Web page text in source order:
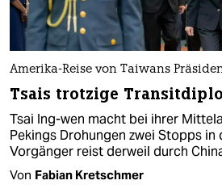
Amerika-Reise von Taiwans
Tsais trotzige
Tsai Ing-wen macht bei ihrer
Pekings Drohungen zwei Stopps in
Vorgänger reist derweil durch
Von Fabian Kretschmer